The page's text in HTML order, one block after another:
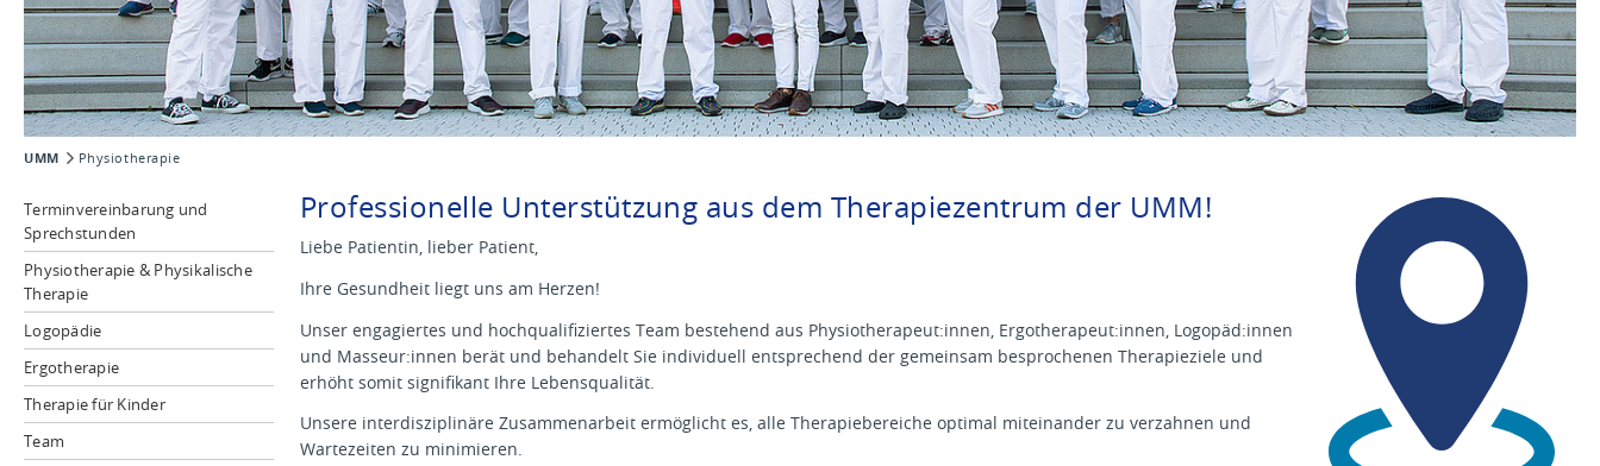
UMM Physiotherapie
Terminvereinbarung und
Sprechstunden
Physiotherapie & Physikalische
Therapie
Logopädie
Ergotherapie
Therapie für Kinder
Team
Professionelle Unterstützung aus dem Therapiezentrum der UMM!
Liebe Patientin, lieber Patient,
Ihre Gesundheit liegt uns am Herzen!
Unser engagiertes und hochqualifiziertes Team bestehend aus Physiotherapeut:innen, Ergotherapeut:innen, Logopäd:innen
und Masseur:innen berät und behandelt Sie individuell entsprechend der gemeinsam besprochenen Therapieziele und
erhöht somit signifikant Ihre Lebensqualität.
Unsere interdisziplinäre Zusammenarbeit ermöglicht es, alle Therapiebereiche optimal miteinander zu verzahnen und
Wartezeiten zu minimieren.